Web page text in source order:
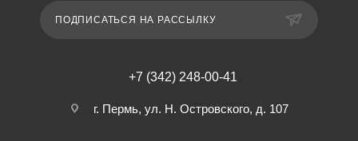
ПОДПИСАТЬСЯ НА РАССЫЛКУ
+7 (342) 248-00-41
г. Пермь, ул. Н. Островского, д. 107